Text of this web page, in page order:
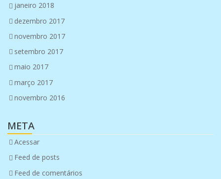
janeiro 2018
dezembro 2017
novembro 2017
setembro 2017
maio 2017
março 2017
novembro 2016
META
Acessar
Feed de posts
Feed de comentários